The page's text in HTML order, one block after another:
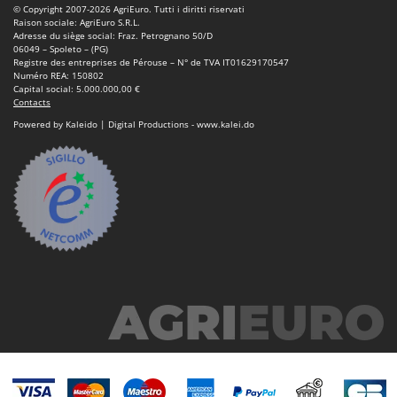
Scies alternatives à batterie
Scies de jardin télescopiques
Sécateurs électriques à batterie
Sécateurs et Échenilloirs manuels
Sécateurs pneumatiques
Socs pour tracteur
Souffleurs aspirateurs pour Feuilles
Soufreuses - Poudreuses à dos
Soufreuses - Poudreuses pour tracteur
Taille-haies à bras pour tracteur
Tarières
Tondeuses à Gazon
Intex
Italyco
ITM
J JOLLY ITALIA
K
KAAZ
Karcher
Kasco
Kemper
L Laica
© Copyright 2007-2026 AgriEuro. Tutti i diritti riservati
Raison sociale: AgriEuro S.R.L.
Adresse du siège social: Fraz. Petrognano 50/D
06049 – Spoleto – (PG)
Registre des entreprises de Pérouse – N° de TVA IT01629170547
Numéro REA: 150802
Capital social: 5.000.000,00 €
Contacts
Powered by Kaleido | Digital Productions - www.kalei.do